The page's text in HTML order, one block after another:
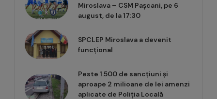
Miroslava – CSM Pașcani, pe 6
august, de la 17:30
SPCLEP Miroslava a devenit
funcțional
Peste 1.500 de sancțiuni și
aproape 2 milioane de lei amenzi
aplicate de Poliția Locală